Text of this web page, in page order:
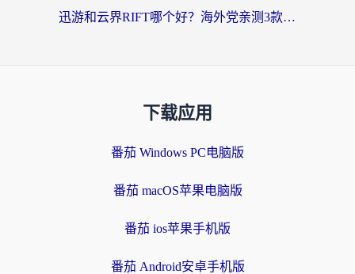
迅游和云界RIFT哪个好？海外党亲测3款回国加速器，教你无缝刷国内剧玩游戏
下载应用
番茄 Windows PC电脑版
番茄 macOS苹果电脑版
番茄 ios苹果手机版
番茄 Android安卓手机版